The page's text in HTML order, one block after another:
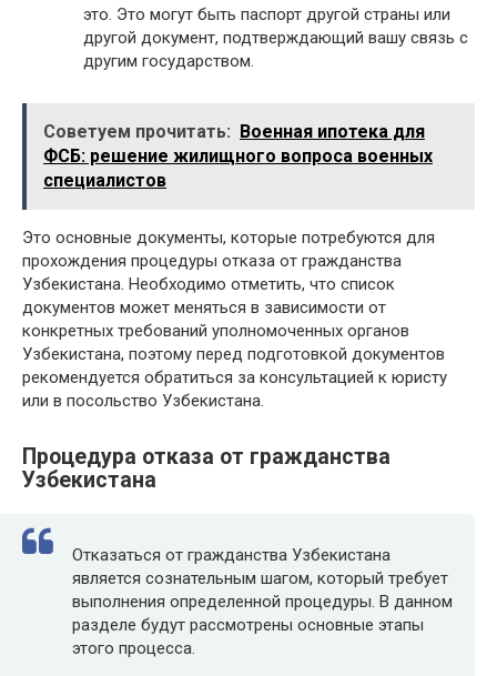
это. Это могут быть паспорт другой страны или
другой документ, подтверждающий вашу связь с
другим государством.
Советуем прочитать: Военная ипотека для
ФСБ: решение жилищного вопроса военных
специалистов
Это основные документы, которые потребуются для
прохождения процедуры отказа от гражданства
Узбекистана. Необходимо отметить, что список
документов может меняться в зависимости от
конкретных требований уполномоченных органов
Узбекистана, поэтому перед подготовкой документов
рекомендуется обратиться за консультацией к юристу
или в посольство Узбекистана.
Процедура отказа от гражданства
Узбекистана
Отказаться от гражданства Узбекистана
является сознательным шагом, который требует
выполнения определенной процедуры. В данном
разделе будут рассмотрены основные этапы
этого процесса.